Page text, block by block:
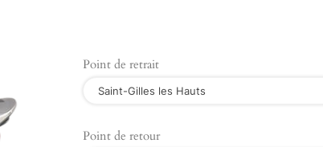
Point de retrait
Saint-Gilles les Hauts
Point de retour